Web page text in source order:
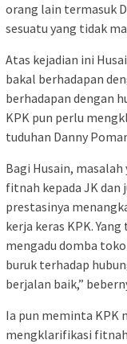
orang lain termasuk
sesuatu yang tidak
Atas kejadian ini
bakal berhadapan
berhadapan dengan
KPK pun perlu
tuduhan Danny
Bagi Husain,
fitnah kepada JK dan
prestasinya
kerja keras KPK.
mengadu domba
buruk terhadap
berjalan baik,”
Ia pun meminta KPK
mengklarifikasi